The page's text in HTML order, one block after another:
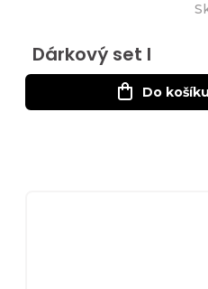
Dárkový set I
Do košíku